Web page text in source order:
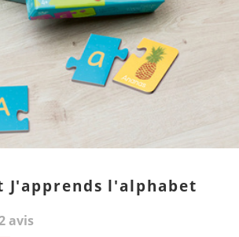
J'apprends l'alphabet
avis